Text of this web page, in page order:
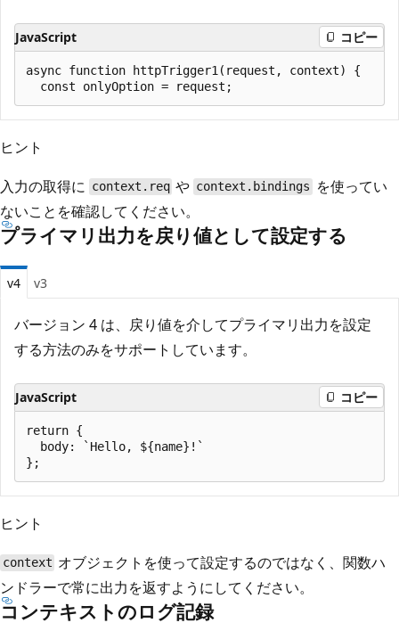
JavaScript コピー
async function httpTrigger1(request, context) {
ヒント
入力の取得に context.req や context.bindings
を使ってい
ないことを確認してください。
プライマリ出力を戻り値として設定する
v4 v3
バージョン 4 は、戻り値を介してプライマリ出力を設定
する方法のみをサポートしています。
JavaScript コピー
return {
  body: `Hello, ${name}!`
ヒント
context オブジェクトを使って設定するのではなく、関数ハ
ンドラーで常に出力を返すようにしてください。
コンテキストのログ記録